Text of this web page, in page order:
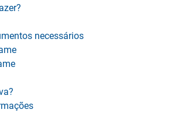
necessários